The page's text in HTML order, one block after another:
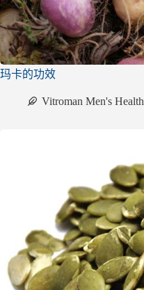
玛卡的功效
Vitroman Men's Health